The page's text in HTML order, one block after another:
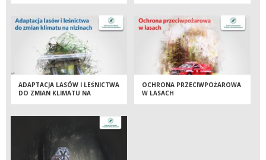
PRZYRODNICZO
ADAPTACJA LASÓW I LEŚNICTWA
DO ZMIAN KLIMATU NA
OCHRONA PRZECIWPOŻAROWA
W LASACH